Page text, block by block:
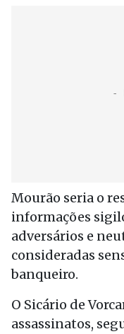
Mourão seria o
informações
adversários e
consideradas
banqueiro.
O Sicário de
assassinatos,